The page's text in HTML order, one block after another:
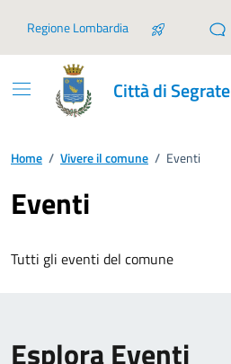
Regione Lombardia
Città di Segrate
Home / Vivere il comune / Eventi
Eventi
Tutti gli eventi del comune
Esplora Eventi